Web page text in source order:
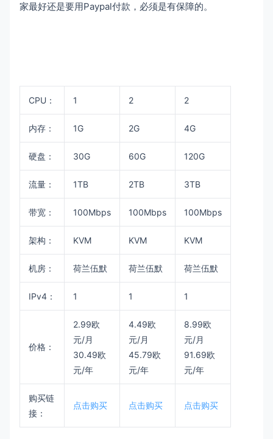
家最好还是要用Paypal付款，必须是有保障的。
CPU： 1 2 2
内存： 1G 2G 4G
硬盘： 30G 60G 120G
流量： 1TB 2TB 3TB
带宽： 100Mbps 100Mbps 100Mbps
架构： KVM KVM KVM
机房： 荷兰伍默 荷兰伍默 荷兰伍默
IPv4： 1 1 1
价格：
2.99欧
元/月
30.49欧
元/年
4.49欧
元/月
45.79欧
元/年
8.99欧
元/月
91.69欧
元/年
购买链
接：
点击购买 点击购买 点击购买